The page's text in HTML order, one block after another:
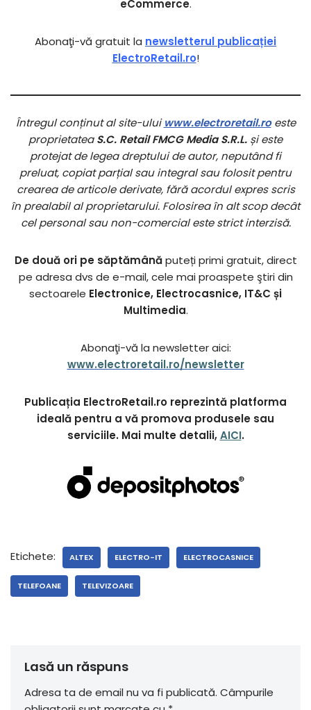
eCommerce.
Abonaţi-vă gratuit la newsletterul publicației
ElectroRetail.ro!
Întregul conținut al site-uluiwww.electroretail.roeste
proprietateaS.C. Retail FMCG Media S.R.L. și este
protejat de legea dreptului de autor, neputând fi
preluat, copiat parțial sau integral sau folosit pentru
crearea de articole derivate, fără acordul expres scris
în prealabil al proprietarului. Folosirea în alt scop decât
cel personal sau non-comercial este strict interzisă.
De două ori pe săptămânăputeți primi gratuit, direct
pe adresa dvs de e-mail, cele mai proaspete ştiri din
sectoarele Electronice, Electrocasnice, IT&C și
Multimedia.
Abonaţi-vă la newsletter aici:
www.electroretail.ro/newsletter
Publicația ElectroRetail.ro reprezintă platforma
ideală pentru a vă promova produsele sau
serviciile. Mai multe detalii,AICI.
Etichete: ALTEX ELECTRO-IT ELECTROCASNICE
TELEFOANE TELEVIZOARE
Lasă un răspuns
Adresa ta de email nu va fi publicată. Câmpurile